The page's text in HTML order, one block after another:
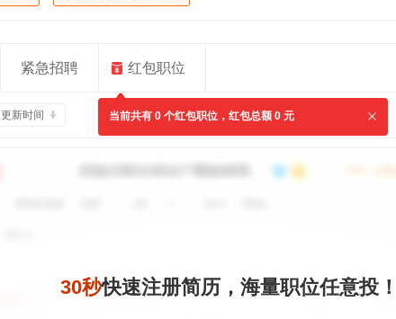
紧急招聘 红包职位
当前共有 0 个红包职位，红包总额 0 元
更新时间
30秒快速注册简历，海量职位任意投！